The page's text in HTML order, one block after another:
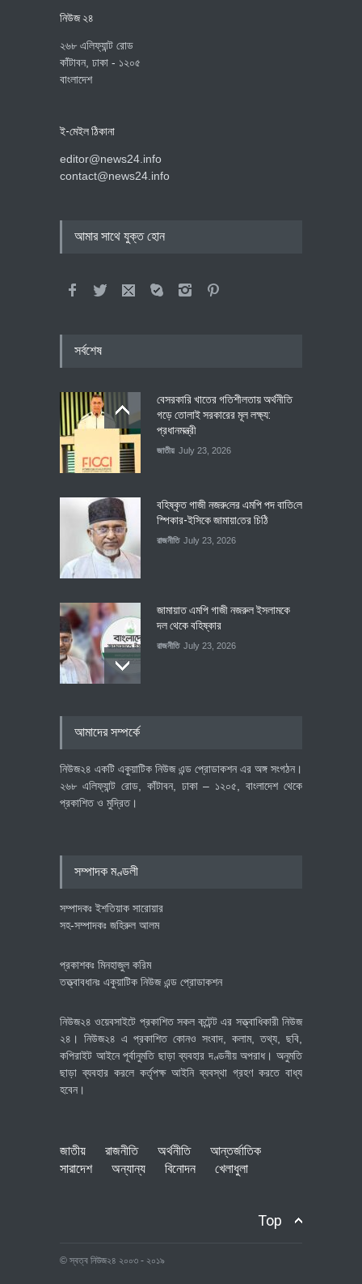
নিউজ ২৪
২৬৮ এলিফ্যান্ট রোড
কাঁটাবন, ঢাকা - ১২০৫
বাংলাদেশ
ই-মেইল ঠিকানা
editor@news24.info
contact@news24.info
আমার সাথে যুক্ত হোন
সর্বশেষ
বেসরকারি খাতের গতিশীলতায় অর্থনীতি
গড়ে তোলাই সরকারের মূল লক্ষ্য:
প্রধানমন্ত্রী
জাতীয় July 23, 2026
বহিষ্কৃত গাজী নজরু‌লের এম‌পি পদ বা‌তি‌লে
স্পিকার-ইসিকে জামায়া‌তের চি‌ঠি
রাজনীতি July 23, 2026
জামায়াত এমপি গাজী নজরুল ইসলামকে
দল থেকে বহিষ্কার
রাজনীতি July 23, 2026
আমাদের সম্পর্কে
নিউজ২৪ একটি একুয়াটিক নিউজ এন্ড প্রোডাকশন এর অঙ্গ সংগঠন।
২৬৮ এলিফ্যান্ট রোড, কাঁটাবন, ঢাকা – ১২০৫, বাংলাদেশ থেকে
প্রকাশিত ও মুদ্রিত।
সম্পাদক মণ্ডলী
সম্পাদকঃ ইশতিয়াক সারোয়ার
সহ-সম্পাদকঃ জহিরুল আলম
প্রকাশকঃ মিনহাজুল করিম
তত্ত্বাবধানঃ একুয়াটিক নিউজ এন্ড প্রোডাকশন
নিউজ২৪ ওয়েবসাইটে প্রকাশিত সকল কন্টেন্ট এর সত্ত্বাধিকারী নিউজ
২৪। নিউজ২৪ এ প্রকাশিত কোনও সংবাদ, কলাম, তথ্য, ছবি,
কপিরাইট আইনে পূর্বানুমতি ছাড়া ব্যবহার দণ্ডনীয় অপরাধ। অনুমতি
ছাড়া ব্যবহার করলে কর্তৃপক্ষ আইনি ব্যবস্থা গ্রহণ করতে বাধ্য
হবেন।
জাতীয় রাজনীতি অর্থনীতি
আন্তর্জাতিক
সারাদেশ
অন্যান্য বিনোদন খেলাধুলা
Top
© স্বত্ব নিউজ২৪ ২০০৩ - ২০১৯